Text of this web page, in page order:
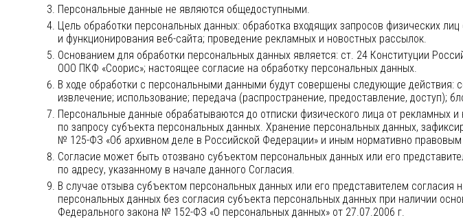
Персональные данные не являются общедоступными.
Цель обработки персональных данных: обработка входящих запросов физических
и функционирования веб-сайта; проведение рекламных и новостных рассылок.
Основанием для обработки персональных данных является: ст. 24 Конституции
ООО ПКФ «Соорис»; настоящее согласие на обработку персональных данных.
В ходе обработки с персональными данными будут совершены следующие действия:
извлечение; использование; передача (распространение, предоставление, доступ);
Персональные данные обрабатываются до отписки физического лица от
по запросу субъекта персональных данных. Хранение персональных данных,
№ 125-ФЗ «Об архивном деле в Российской Федерации» и иным нормативно
Согласие может быть отозвано субъектом персональных данных или его
по адресу, указанному в начале данного Согласия.
В случае отзыва субъектом персональных данных или его представителем
персональных данных без согласия субъекта персональных данных при наличии
Федерального закона № 152-ФЗ «О персональных данных» от 27.07.2006 г.